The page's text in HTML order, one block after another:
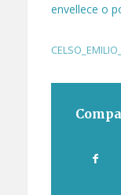
envellece o